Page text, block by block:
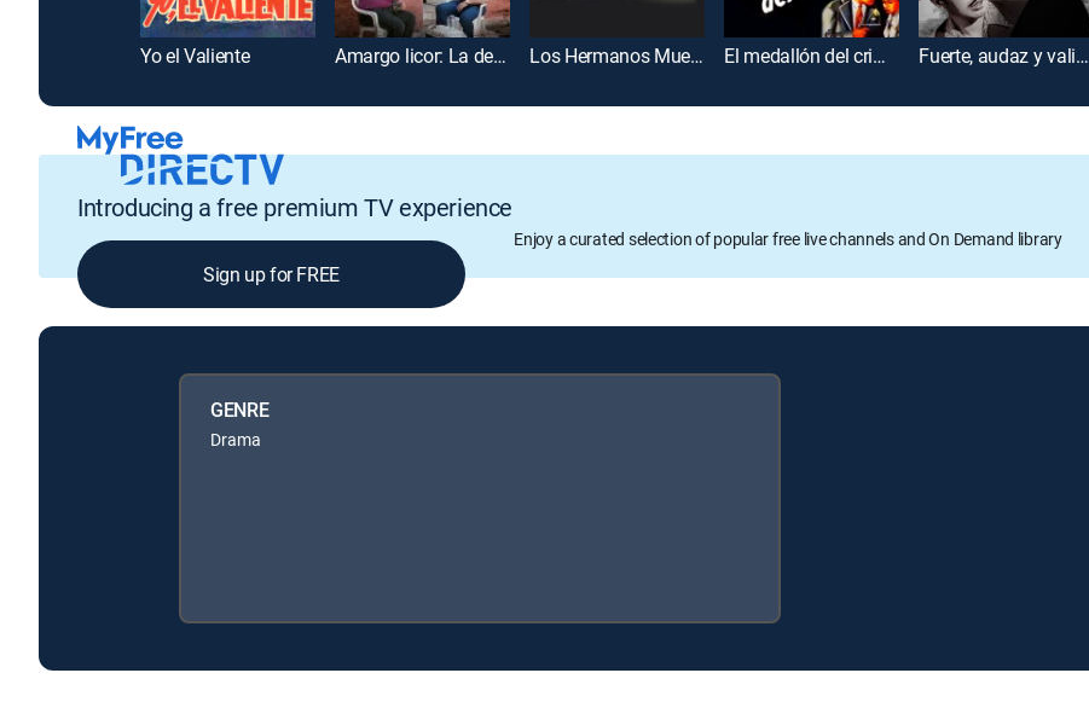
Yo el Valiente Amargo licor: La destrucción de un hombre Los Hermanos Muerte El medallón del crimen Fuerte, audaz y valiente
Introducing a free premium TV experience
Enjoy a curated selection of popular free live channels and On Demand library
Sign up for FREE
GENRE
Drama